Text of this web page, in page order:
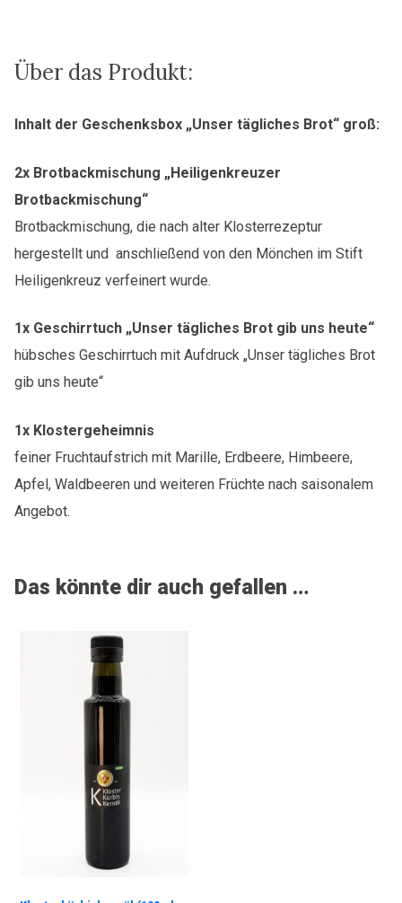
Über das Produkt:
Inhalt der Geschenksbox „Unser tägliches Brot“ groß:
2x Brotbackmischung „Heiligenkreuzer
Brotbackmischung“
Brotbackmischung, die nach alter Klosterrezeptur
hergestellt und anschließend von den Mönchen im Stift
Heiligenkreuz verfeinert wurde.
1x Geschirrtuch „Unser tägliches Brot gib uns heute“
hübsches Geschirrtuch mit Aufdruck „Unser tägliches Brot
gib uns heute“
1x Klostergeheimnis
feiner Fruchtaufstrich mit Marille, Erdbeere, Himbeere,
Apfel, Waldbeeren und weiteren Früchte nach saisonalem
Angebot.
Das könnte dir auch gefallen …